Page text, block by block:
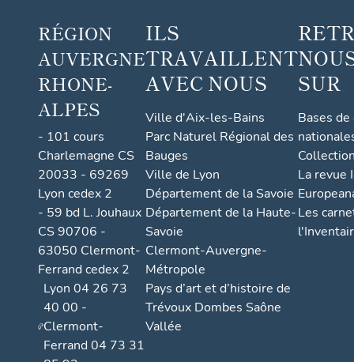
RÉGION
AUVERGNE
RHONE-
ALPES
- 101 cours
Charlemagne CS
20033 - 69269
Lyon cedex 2
- 59 bd L. Jouhaux
CS 90706 -
63050 Clermont-
Ferrand cedex 2
Lyon 04 26 73
40 00 -
Clermont-
Ferrand 04 73 31
ILS
TRAVAILLENT
AVEC NOUS
Ville d'Aix-les-Bains
Parc Naturel Régional des
Bauges
Ville de Lyon
Département de la Savoie
Département de la Haute-
Savoie
Clermont-Auvergne-
Métropole
Pays d’art et d’histoire de
Trévoux Dombes Saône
Vallée
SUR
Bases
La revue
Les